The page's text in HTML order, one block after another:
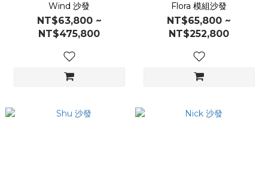
Wind 沙發
NT$63,800 ~
NT$475,800
Flora 模組沙發
NT$65,800 ~
NT$252,800